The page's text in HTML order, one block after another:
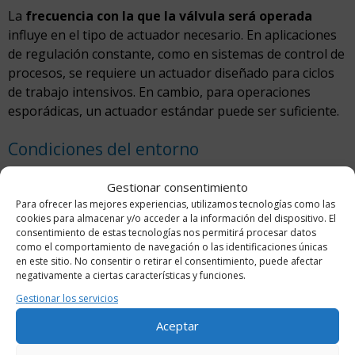
Gestionar consentimiento
Para ofrecer las mejores experiencias, utilizamos tecnologías como las
cookies para almacenar y/o acceder a la información del dispositivo. El
consentimiento de estas tecnologías nos permitirá procesar datos
como el comportamiento de navegación o las identificaciones únicas
en este sitio. No consentir o retirar el consentimiento, puede afectar
negativamente a ciertas características y funciones.
Gestionar los servicios
Aceptar
La frecuencia con la que la válvula será operada
influye en el tipo de actuador necesario. En aplicaciones
de regulación constante, como en sistemas de control de
procesos, se requiere un actuador diseñado para ciclos
de trabajo intensivos. En cambio, para operaciones
esporádicas, un actuador estándar puede ser suficiente.
Condiciones del entorno
Es esencial tener en cuenta factores como temperatura,
humedad, vibraciones y posibles atmósferas corrosivas.
Unactuadordiseñado con materiales resistentes y una
clasificación IP adecuada garantizará su durabilidad en
entornos exigentes.
Compatibilidad con el sistema de control
compatibilidad con el sistema de